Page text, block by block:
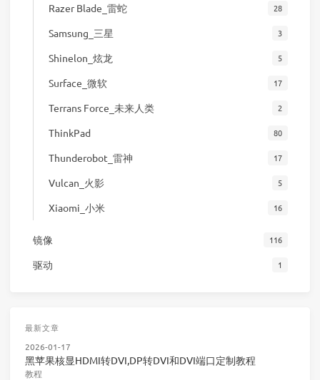
Razer Blade_雷蛇 28
Samsung_三星 3
Shinelon_炫龙 5
Surface_微软 17
Terrans Force_未来人类 2
ThinkPad 80
Thunderobot_雷神 17
Vulcan_火影 5
Xiaomi_小米 16
镜像 116
驱动 1
最新文章
2026-01-17
黑苹果核显HDMI转DVI,DP转DVI和DVI端口定制教程
教程